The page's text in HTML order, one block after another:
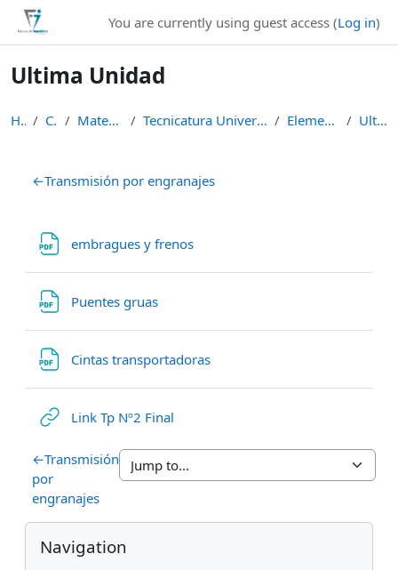
Skip to main content
You are currently using guest access (Log in)
Ultima Unidad
Home Courses Materias de Pregrado Tecnicatura Universitaria en Gestión y Mantenimien... Elementos de Máquinas Ultima Unidad
Section outline
←Transmisión por engranajes
embragues y frenos
Puentes gruas
Cintas transportadoras
Link Tp Nº2 Final
←Transmisión
por
engranajes
Blocks
Skip Navigation
Navigation